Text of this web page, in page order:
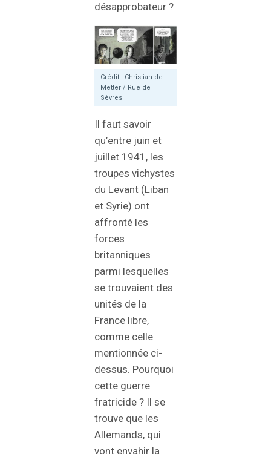
désapprobateur ?
Crédit : Christian de
Metter / Rue de
Sèvres
Il faut savoir
qu’entre juin et
juillet 1941, les
troupes vichystes
du Levant (Liban
et Syrie) ont
affronté les
forces
britanniques
parmi lesquelles
se trouvaient des
unités de la
France libre,
comme celle
mentionnée ci-
dessus. Pourquoi
cette guerre
fratricide ? Il se
trouve que les
Allemands, qui
vont envahir la